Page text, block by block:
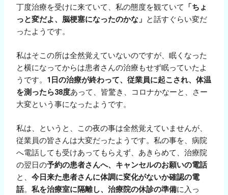
丁度治療を受けに来ていて、私の態度を観ていて
「ちょ
っと変だよ、脳梗塞になったのかな」 と話すぐらい変だ
ったようです。
私はそこの所は全然覚えていないのですが、眠くなった
と横になってからは患者さんの治療もせず眠っていたよ
うです。 1日の治療が終わって、従業員に起こされ、体温
を測ったら38度あって、皆驚き、コロナかなーと、さー
大変という事になったようです。
私は、というと、この夜の事は全然覚えていませんが、
従業員の皆さんは大変だったようです。私の事を、病院
へ電話しても受けあってもらえず、あきらめて、治療院
の翌日の予約の患者さんへ、キャンセルのお願いの電話
と、今日来た患者さんに体調に変化がないか確認の電
話。私を治療室に隔離し、治療院の休診の準備に入っ